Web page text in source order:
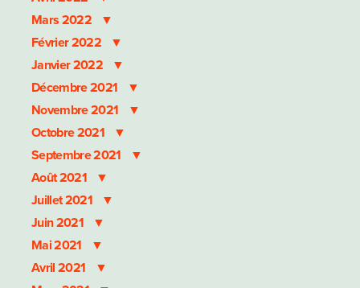
Mars 2022
Février 2022
Janvier 2022
Décembre 2021
Novembre 2021
Octobre 2021
Septembre 2021
Août 2021
Juillet 2021
Juin 2021
Mai 2021
Avril 2021